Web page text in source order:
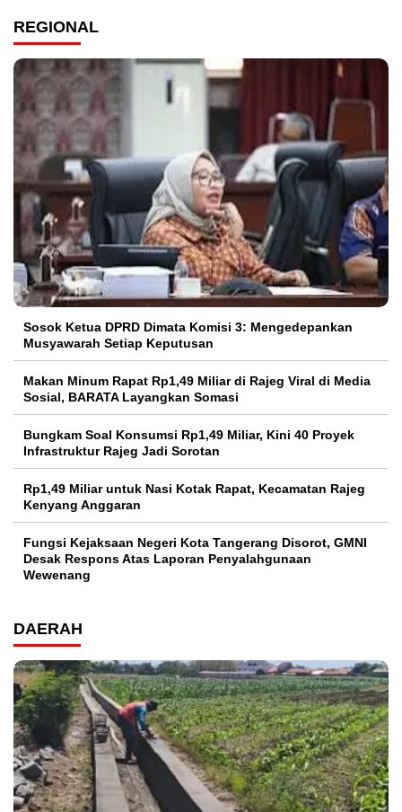
REGIONAL
Sosok Ketua DPRD Dimata Komisi 3: Mengedepankan
Musyawarah Setiap Keputusan
Makan Minum Rapat Rp1,49 Miliar di Rajeg Viral di Media
Sosial, BARATA Layangkan Somasi
Bungkam Soal Konsumsi Rp1,49 Miliar, Kini 40 Proyek
Infrastruktur Rajeg Jadi Sorotan
Rp1,49 Miliar untuk Nasi Kotak Rapat, Kecamatan Rajeg
Kenyang Anggaran
Fungsi Kejaksaan Negeri Kota Tangerang Disorot, GMNI
Desak Respons Atas Laporan Penyalahgunaan
Wewenang
DAERAH